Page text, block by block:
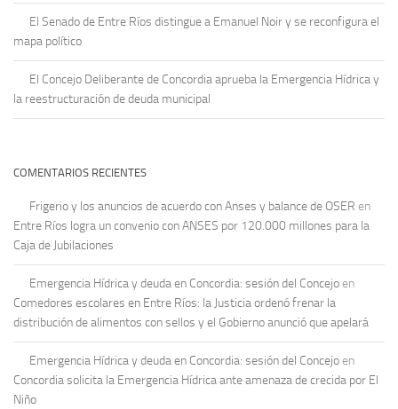
El Senado de Entre Ríos distingue a Emanuel Noir y se reconfigura el
mapa político
El Concejo Deliberante de Concordia aprueba la Emergencia Hídrica y
la reestructuración de deuda municipal
COMENTARIOS RECIENTES
Frigerio y los anuncios de acuerdo con Anses y balance de OSER en
Entre Ríos logra un convenio con ANSES por 120.000 millones para la
Caja de Jubilaciones
Emergencia Hídrica y deuda en Concordia: sesión del Concejo en
Comedores escolares en Entre Ríos: la Justicia ordenó frenar la
distribución de alimentos con sellos y el Gobierno anunció que apelará
Emergencia Hídrica y deuda en Concordia: sesión del Concejo en
Concordia solicita la Emergencia Hídrica ante amenaza de crecida por El
Niño